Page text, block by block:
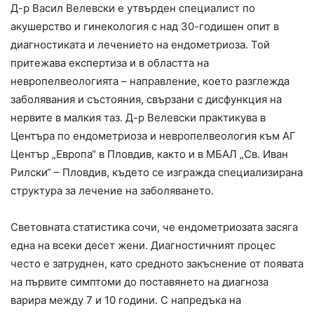
Д-р Васил Велевски е утвърден специалист по
акушерство и гинекология с над 30-годишен опит в
диагностиката и лечението на ендометриоза. Той
притежава експертиза и в областта на
невропелвеологията – направление, което разглежда
заболявания и състояния, свързани с дисфункция на
нервите в малкия таз. Д-р Велевски практикува в
Центъра по ендометриоза и невропелвеология към АГ
Център „Европа“ в Пловдив, както и в МБАЛ „Св. Иван
Рилски“ – Пловдив, където се изгражда специализирана
структура за лечение на заболяването.
Световната статистика сочи, че ендометриозата засяга
една на всеки десет жени. Диагностичният процес
често е затруднен, като средното закъснение от появата
на първите симптоми до поставянето на диагноза
варира между 7 и 10 години. С напредъка на